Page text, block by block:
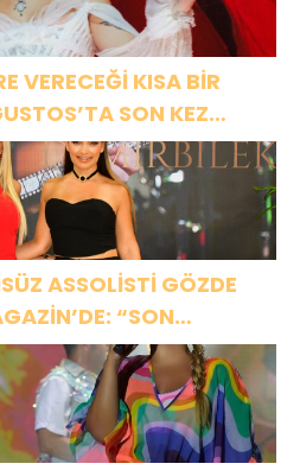
VERECEĞİ KISA BİR
SON KEZ
ASSOLİSTİ GÖZDE
“SON
OLACAĞIM!”